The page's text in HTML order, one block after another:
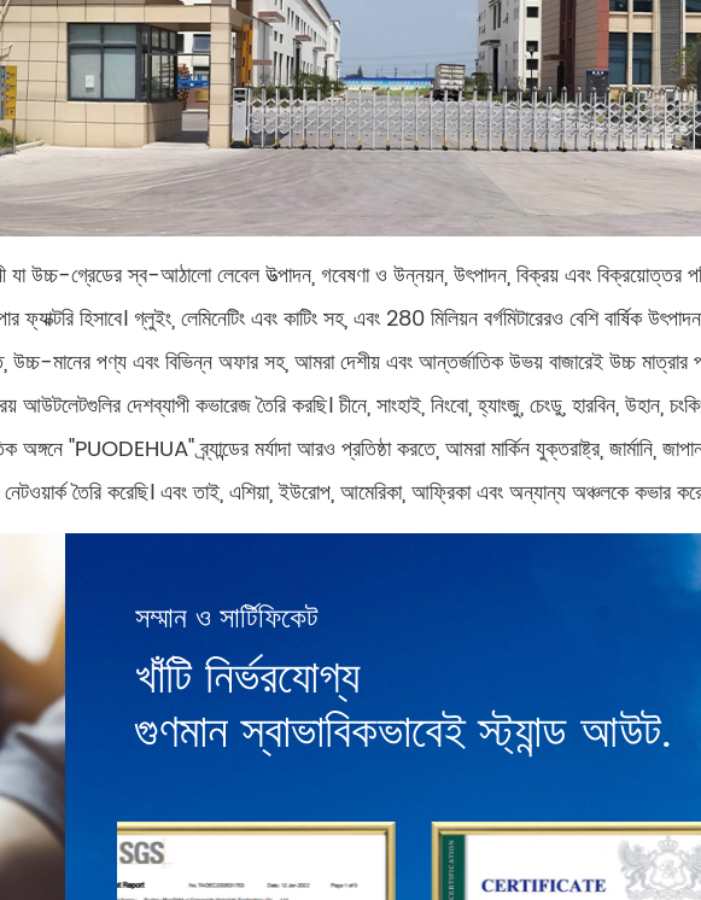
উচ্চ-গ্রেডের স্ব-আঠালো লেবেল উত্পাদন, গবেষণা ও উন্নয়ন, উৎপাদন, বিক্রয় এবং বিক্রয়োত্তর
হিসাবে। গ্লুইং, লেমিনেটিং এবং কাটিং সহ, এবং 280 মিলিয়ন বর্গমিটারেরও বেশি বার্ষিক
মানের পণ্য এবং বিভিন্ন অফার সহ, আমরা দেশীয় এবং আন্তর্জাতিক উভয় বাজারেই উচ্চ মাত্রার
দেশব্যাপী কভারেজ তৈরি করছি। চীনে, সাংহাই, নিংবো, হ্যাংজু, চেংডু, হারবিন, উহান,
অঙ্গনে "PUODEHUA" ব্র্যান্ডের মর্যাদা আরও প্রতিষ্ঠা করতে, আমরা মার্কিন যুক্তরাষ্ট্র, জার্মানি,
তৈরি করেছি। এবং তাই, এশিয়া, ইউরোপ, আমেরিকা, আফ্রিকা এবং অন্যান্য অঞ্চলকে কভার করে
সম্মান ও সার্টিফিকেট
খাঁটি নির্ভরযোগ্য
গুণমান স্বাভাবিকভাবেই স্ট্যান্ড আউট.